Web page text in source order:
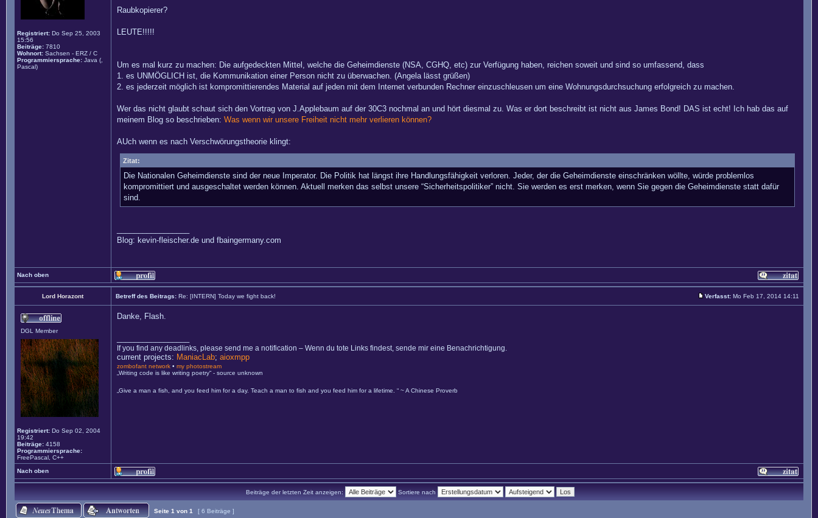
Registriert: Do Sep 25, 2003
15:56
Beiträge: 7810
Wohnort: Sachsen - ERZ / C
Programmiersprache: Java (,
Pascal)
Raubkopierer?
LEUTE!!!!!
Um es mal kurz zu machen: Die aufgedeckten Mittel, welche die Geheimdienste (NSA, CGHQ, etc) zur Verfügung haben, reichen soweit und sind so umfassend, dass
1. es UNMÖGLICH ist, die Kommunikation einer Person nicht zu überwachen. (Angela lässt grüßen)
2. es jederzeit möglich ist kompromittierendes Material auf jeden mit dem Internet verbunden Rechner einzuschleusen um eine Wohnungsdurchsuchung erfolgreich zu machen.
Wer das nicht glaubt schaut sich den Vortrag von J.Applebaum auf der 30C3 nochmal an und hört diesmal zu. Was er dort beschreibt ist nicht aus James Bond! DAS ist echt! Ich hab das auf
meinem Blog so beschrieben: Was wenn wir unsere Freiheit nicht mehr verlieren können?
AUch wenn es nach Verschwörungstheorie klingt:
Zitat:
Die Nationalen Geheimdienste sind der neue Imperator. Die Politik hat längst ihre Handlungsfähigkeit verloren. Jeder, der die Geheimdienste einschränken wöllte, würde problemlos
kompromittiert und ausgeschaltet werden können. Aktuell merken das selbst unsere “Sicherheitspolitiker” nicht. Sie werden es erst merken, wenn Sie gegen die Geheimdienste statt dafür
sind.
Blog: kevin-fleischer.de und fbaingermany.com
Nach oben
Lord Horazont Betreff des Beitrags: Re: [INTERN] Today we fight back! Verfasst: Mo Feb 17, 2014 14:11
DGL Member
Registriert: Do Sep 02, 2004
19:42
Beiträge: 4158
Programmiersprache:
FreePascal, C++
Danke, Flash.
If you find any deadlinks, please send me a notification – Wenn du tote Links findest, sende mir eine Benachrichtigung.
current projects: ManiacLab; aioxmpp
zombofant network • my photostream
„Writing code is like writing poetry“ - source unknown
„Give a man a fish, and you feed him for a day. Teach a man to fish and you feed him for a lifetime. “ ~ A Chinese Proverb
Nach oben
Beiträge der letzten Zeit anzeigen: Sortiere nach
Seite 1 von 1 [ 6 Beiträge ]